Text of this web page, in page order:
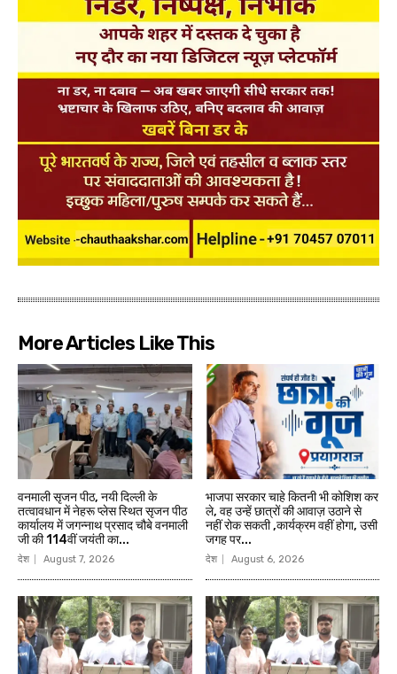
More Articles Like This
वनमाली सृजन पीठ, नयी दिल्ली के
तत्वावधान में नेहरू प्लेस स्थित सृजन पीठ
कार्यालय में जगन्नाथ प्रसाद चौबे वनमाली
जी की 114वीं जयंती का...
देश August 7, 2026
भाजपा सरकार चाहे कितनी भी कोशिश कर
ले, वह उन्हें छात्रों की आवाज़ उठाने से
नहीं रोक सकती ,कार्यक्रम वहीं होगा, उसी
जगह पर...
देश August 6, 2026